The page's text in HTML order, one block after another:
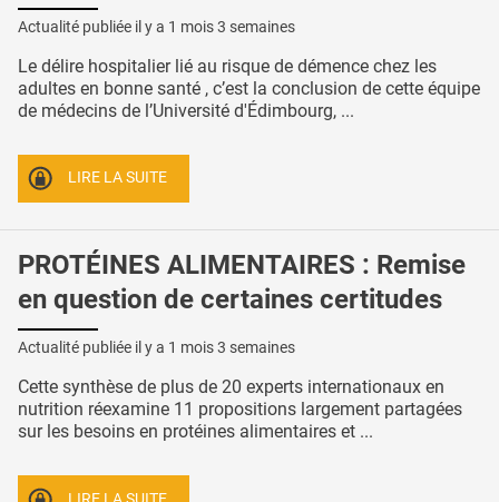
Actualité publiée il y a 1 mois 3 semaines
Le délire hospitalier lié au risque de démence chez les
adultes en bonne santé , c’est la conclusion de cette équipe
de médecins de l’Université d'Édimbourg, ...
LIRE LA SUITE
PROTÉINES ALIMENTAIRES : Remise
en question de certaines certitudes
Actualité publiée il y a 1 mois 3 semaines
Cette synthèse de plus de 20 experts internationaux en
nutrition réexamine 11 propositions largement partagées
sur les besoins en protéines alimentaires et ...